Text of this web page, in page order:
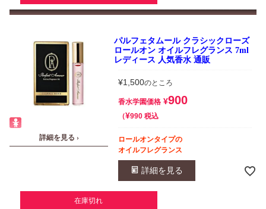
詳細を見る ›
パルフェタムール クラシックローズ
ロールオン オイルフレグランス 7ml
レディース 人気香水 通販
¥1,500のところ
香水学園価格 ¥900
¥990 税込
ロールオンタイプの
オイルフレグランス
詳細を見る
在庫切れ